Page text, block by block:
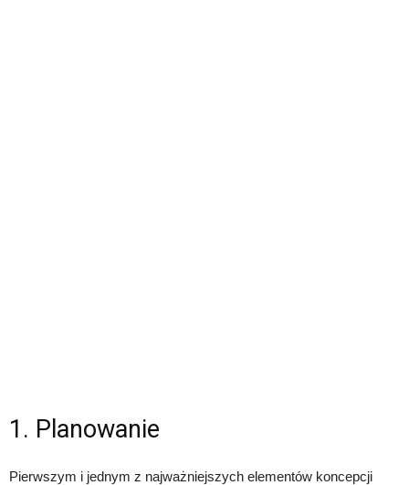
1. Planowanie
Pierwszym i jednym z najważniejszych elementów koncepcji